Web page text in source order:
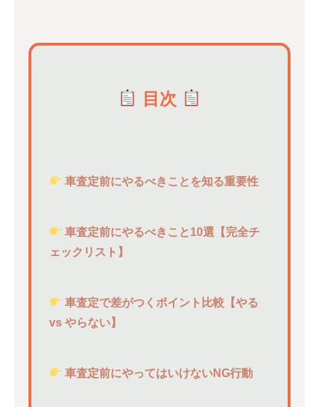
目次
車査定前にやるべきことを知る重要性
車査定前にやるべきこと10選【完全チ
ェックリスト】
車査定で差がつくポイント比較【やる
vs やらない】
車査定前にやってはいけないNG行動